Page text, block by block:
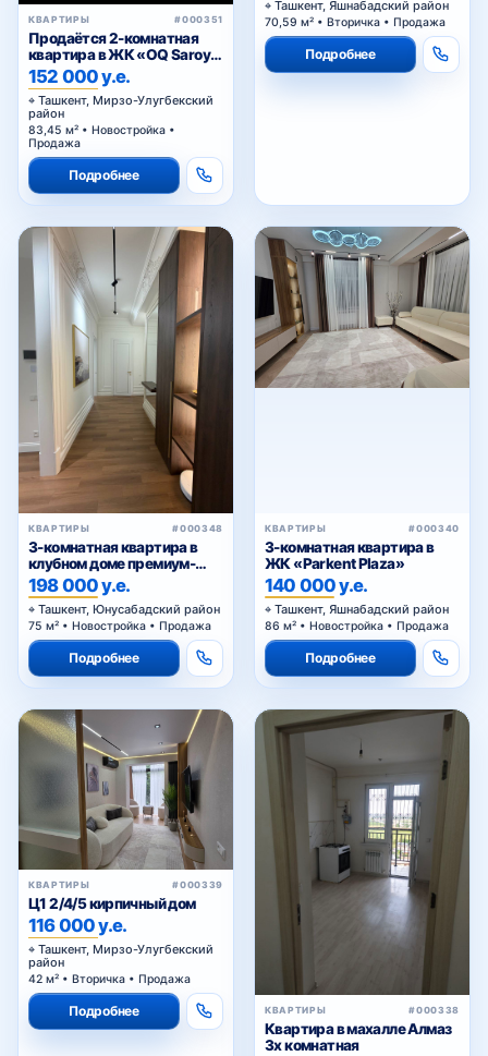
КВАРТИРЫ #000351
Продаётся 2-комнатная
квартира в ЖК «OQ Saroy
Deluxe»
152 000 у.е.
Ташкент, Мирзо-Улугбекский
район
83,45 м² • Новостройка •
Продажа
Подробнее
Ташкент, Яшнабадский район
70,59 м² • Вторичка • Продажа
Подробнее
КВАРТИРЫ #000348
3-комнатная квартира в
клубном доме премиум-
класса
198 000 у.е.
Ташкент, Юнусабадский район
75 м² • Новостройка • Продажа
Подробнее
КВАРТИРЫ #000340
3-комнатная квартира в
ЖК «Parkent Plaza»
140 000 у.е.
Ташкент, Яшнабадский район
86 м² • Новостройка • Продажа
Подробнее
КВАРТИРЫ #000339
Ц1 2/4/5 кирпичный дом
116 000 у.е.
Ташкент, Мирзо-Улугбекский
район
42 м² • Вторичка • Продажа
Подробнее КВАРТИРЫ #000338
Квартира в махалле Алмаз
3х комнатная